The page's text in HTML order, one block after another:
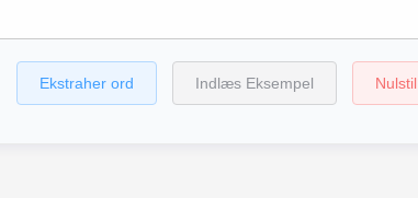
Ekstraher ord Indlæs Eksempel Nulstil